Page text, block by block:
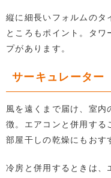
縦に細長いフォルムのタ
ところもポイント。タワ
プがあります。
サーキュレーター
風を遠くまで届け、室内
徴。エアコンと併用する
部屋干しの乾燥にもおす
冷房と併用するときは、